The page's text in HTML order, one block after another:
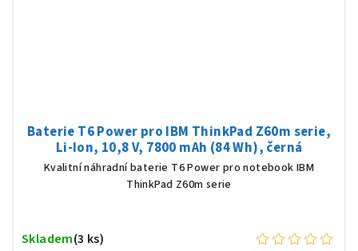
Baterie T6 Power pro IBM ThinkPad Z60m serie,
Li-Ion, 10,8 V, 7800 mAh (84 Wh), černá
Kvalitní náhradní baterie T6 Power pro notebook IBM
ThinkPad Z60m serie
Skladem(3 ks)